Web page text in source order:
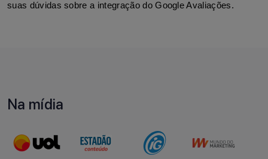
suas dúvidas sobre a integração do Google Avaliações.
Na mídia